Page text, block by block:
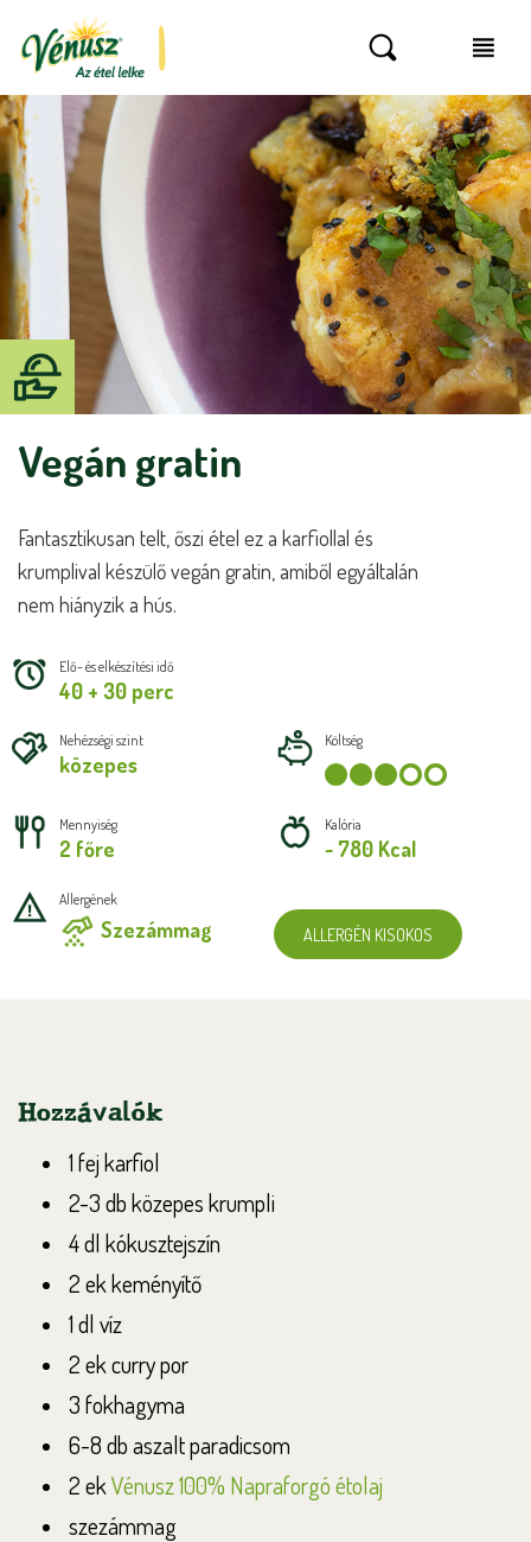
Vegán gratin
Fantasztikusan telt, őszi étel ez a karfiollal és
krumplival készülő vegán gratin, amiből egyáltalán
nem hiányzik a hús.
Elő- és elkészítési idő
40 + 30 perc
Nehézségi szint
közepes
Költség
Mennyiség
2 főre
Kalória
~ 780 Kcal
Allergének
Szezámmag ALLERGÉN KISOKOS
Hozzávalók
1 fej karfiol
2-3 db közepes krumpli
4 dl kókusztejszín
2 ek keményítő
1 dl víz
2 ek curry por
3 fokhagyma
6-8 db aszalt paradicsom
2 ekVénusz 100% Napraforgó étolaj
szezámmag